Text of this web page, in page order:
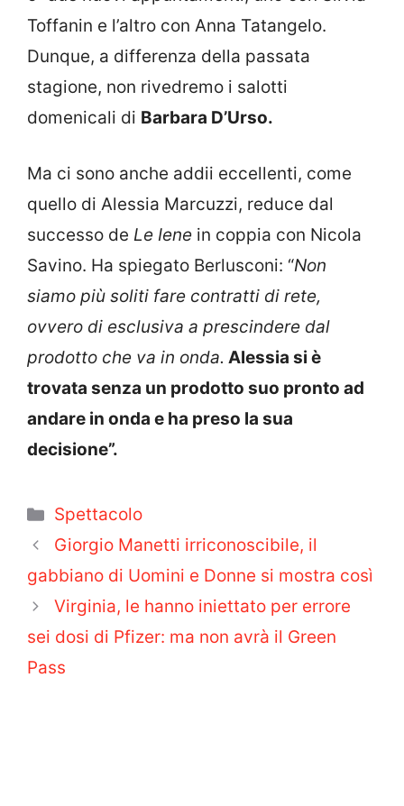
Toffanin e l’altro con Anna Tatangelo.
Dunque, a differenza della passata
stagione, non rivedremo i salotti
domenicali di Barbara D’Urso.
Ma ci sono anche addii eccellenti, come
quello di Alessia Marcuzzi, reduce dal
successo de Le Iene in coppia con Nicola
Savino. Ha spiegato Berlusconi: “Non
siamo più soliti fare contratti di rete,
ovvero di esclusiva a prescindere dal
prodotto che va in onda. Alessia si è
trovata senza un prodotto suo pronto ad
andare in onda e ha preso la sua
decisione”.
Categorie
Spettacolo
Giorgio Manetti irriconoscibile, il
gabbiano di Uomini e Donne si mostra così
Virginia, le hanno iniettato per errore
sei dosi di Pfizer: ma non avrà il Green
Pass